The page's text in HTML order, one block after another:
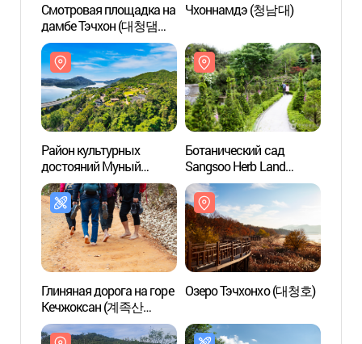
Смотровая площадка на
дамбе Тэчхон (대청댐
전망대)
Чхоннамдэ (청남대)
Район культурных
достояний Муный
(문의문화재단지)
Ботанический сад
Sangsoo Herb Land
(상수허브랜드)
Глиняная дорога на горе
Кечжоксан (계족산
황톳길)
Озеро Тэчхонхо (대청호)